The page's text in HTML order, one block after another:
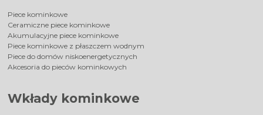
Piece kominkowe
Ceramiczne piece kominkowe
Akumulacyjne piece kominkowe
Piece kominkowe z płaszczem wodnym
Piece do domów niskoenergetycznych
Akcesoria do pieców kominkowych
Wkłady kominkowe